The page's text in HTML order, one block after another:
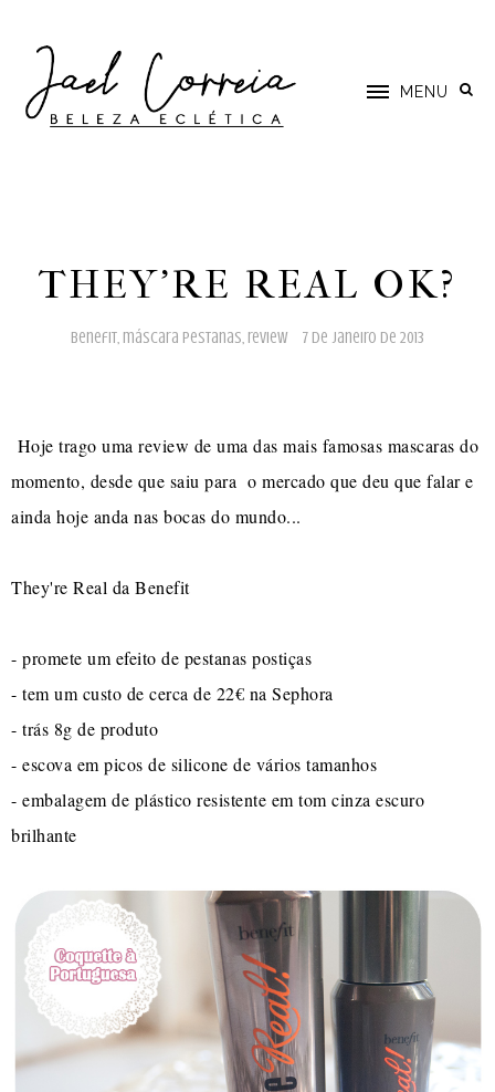
MENU
THEY'RE REAL OK?
benefit, máscara pestanas, review 7 de janeiro de 2013
Hoje trago uma review de uma das mais famosas mascaras do
momento, desde que saiu para o mercado que deu que falar e
ainda hoje anda nas bocas do mundo...
They're Real da Benefit
- promete um efeito de pestanas postiças
- tem um custo de cerca de 22€ na Sephora
- trás 8g de produto
- escova em picos de silicone de vários tamanhos
- embalagem de plástico resistente em tom cinza escuro
brilhante